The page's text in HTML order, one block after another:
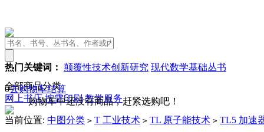
热门关键词： 颠覆性技术创新研究 现代数学基础丛书
0去购物车结算
购物车中还没有商品，赶紧选购吧！
全部商品分类
网上书店按需印刷 教学服务
当前位置: 中图分类 > T 工业技术 > TL 原子能技术 > TL5 加速